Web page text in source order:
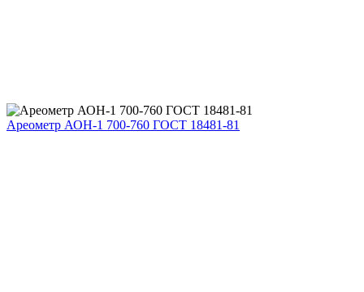
Ареометр АОН-1 700-760 ГОСТ 18481-81